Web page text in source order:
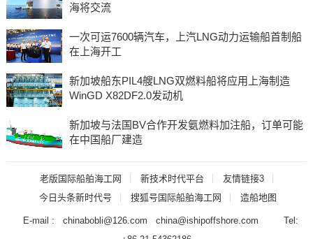
海将交流
一次可运7600辆汽车，上汽LNG动力运输船首制船
在上海开工
新加坡船东PIL4艘LNG双燃料船将应用上海制造
WinGD X82DF2.0发动机
新加坡与法国BV合作开发氨燃料加注船，订单可能
在中国船厂建造
老版国际船舶海工网 新技术时代平台
友情链接3
今日头条新时代号
搜狐号国际船舶海工网 造船地图
E-mail : chinabobli@126.com china@ishipoffshore.com Tel: